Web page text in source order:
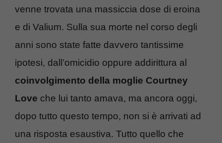
venne trovata una massiccia dose di eroina
e di Valium. Sulla sua morte nel corso degli
anni sono state fatte davvero tantissime
ipotesi, dall’omicidio oppure addirittura al
coinvolgimento della moglie Courtney
Love che lui tanto amava, ma ancora oggi,
dopo tutto questo tempo, non si è arrivati ad
una risposta esaustiva. Tutto quello che